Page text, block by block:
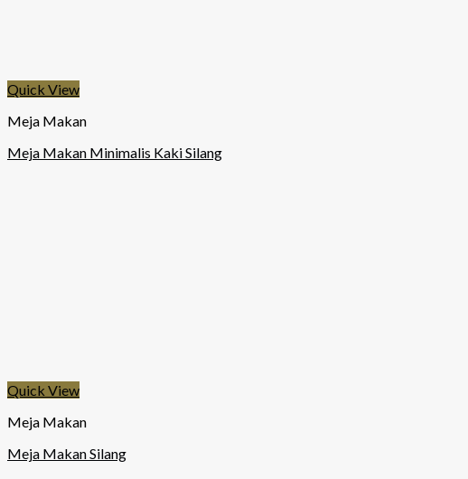
Quick View
Meja Makan
Meja Makan Minimalis Kaki Silang
Quick View
Meja Makan
Meja Makan Silang